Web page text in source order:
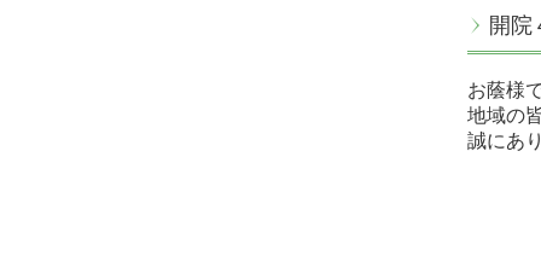
開院
お蔭様
地域の
誠にあ